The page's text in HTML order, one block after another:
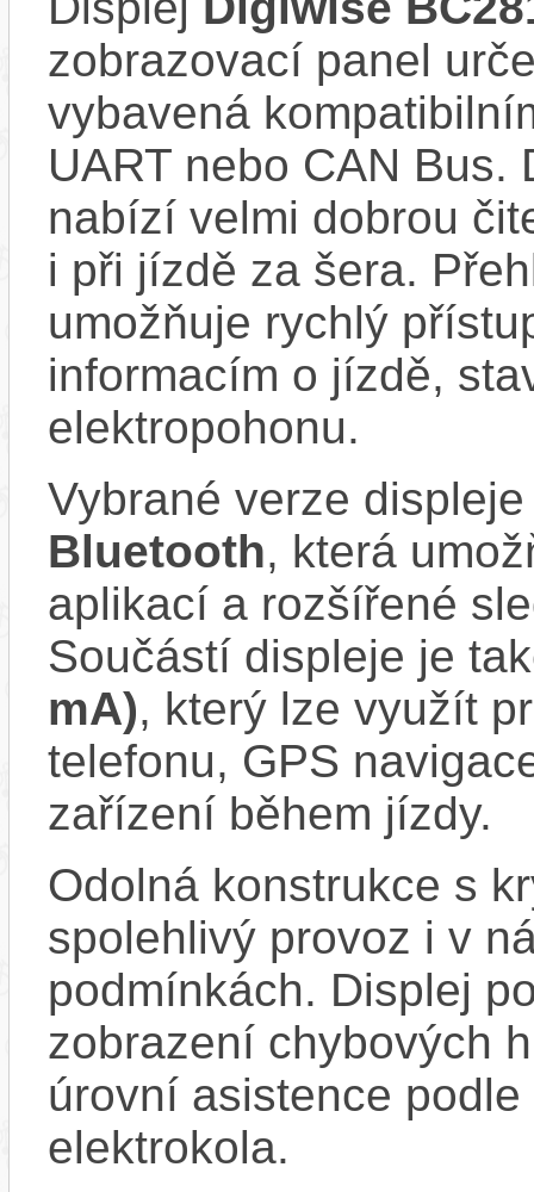
zobrazovací panel
vybavená
UART nebo CAN
nabízí velmi dobrou
i při jízdě za šera.
umožňuje rychlý
informacím o jízdě,
elektropohonu.
Vybrané verze
Bluetooth, která
aplikací a rozšířené
Součástí displeje je
mA), který lze využít
telefonu, GPS
zařízení během jízdy.
Odolná konstrukce s
spolehlivý provoz i v
podmínkách. Displej
zobrazení chybových
úrovní asistence
elektrokola.